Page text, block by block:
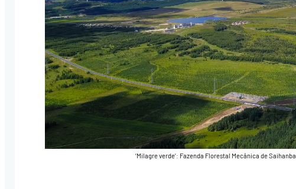
‘Milagre verde’: Fazenda Florestal Mecânica de